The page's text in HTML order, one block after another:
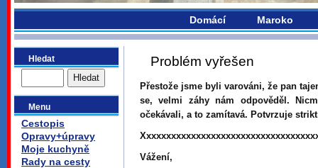
Domácí Maroko
Hledat
Menu
Cestopis
Opravy+úpravy
Moje kuchyně
Rady na cesty
Problém vyřešen
Přestože jsme byli varováni, že pan
se, velmi záhy nám odpověděl.
očekávali, a to zamítavá. Potvrzuje
Vážení,